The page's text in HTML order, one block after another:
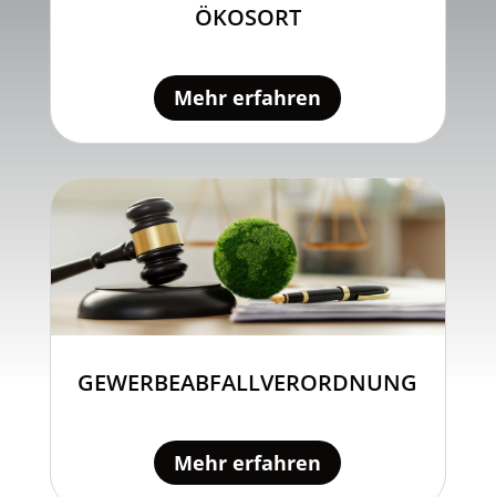
ÖKOSORT
Mehr erfahren
GEWERBEABFALLVERORDNUNG
Mehr erfahren